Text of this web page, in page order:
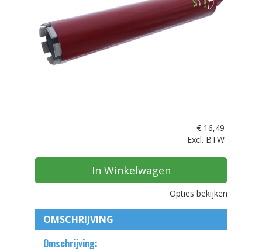
€ 16,49
Excl. BTW
In Winkelwagen
Opties bekijken
OMSCHRIJVING
Omschrijving: